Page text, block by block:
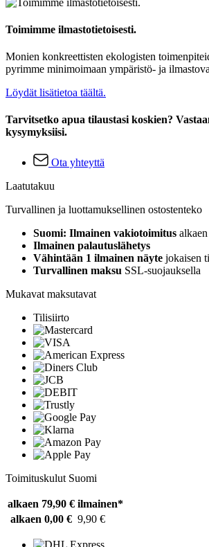
Toimimme ilmastotietoisesti.
Monien konkreettisten ekologisten
pyrimme minimoimaan ympäristö- ja
Löydät lisätietoa täältä.
Tarvitsetko apua tilaustasi koskien?
kysymyksiisi.
Ota yhteyttä
Laatutakuu
Turvallinen ja luottamuksellinen ostostenteko
Suomi: Ilmainen vakiotoimitus
Ilmainen palautuslähetys
Vähintään 1 ilmainen näyte jokaisen
Turvallinen maksu SSL-suojauksella
Mukavat maksutavat
Tilisiirto
Toimituskulut Suomi
alkaen 79,90 € ilmainen*
alkaen 0,00 € 9,90 €